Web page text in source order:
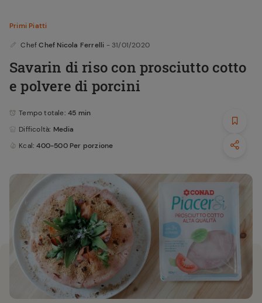
Primi Piatti
Chef Chef Nicola Ferrelli - 31/01/2020
Savarin di riso con prosciutto cotto
e polvere di porcini
Tempo totale: 45 min
Difficoltà: Media
Kcal: 400-500 Per porzione